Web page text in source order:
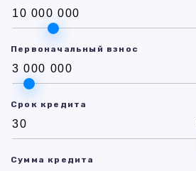
Первоначальный взнос
Срок кредита
Сумма кредита